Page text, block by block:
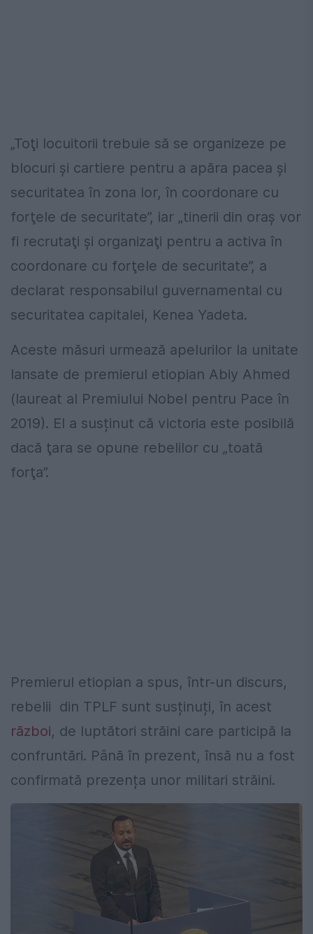
„Toţi locuitorii trebuie să se organizeze pe
blocuri şi cartiere pentru a apăra pacea şi
securitatea în zona lor, în coordonare cu
forţele de securitate”, iar „tinerii din oraş vor
fi recrutaţi şi organizaţi pentru a activa în
coordonare cu forţele de securitate”, a
declarat responsabilul guvernamental cu
securitatea capitalei, Kenea Yadeta.
Aceste măsuri urmează apelurilor la unitate
lansate de premierul etiopian Abiy Ahmed
(laureat al Premiului Nobel pentru Pace în
2019). El a susținut că victoria este posibilă
dacă ţara se opune rebelilor cu „toată
forţa”.
Premierul etiopian a spus, într-un discurs,
rebelii din TPLF sunt susținuți, în acest
război, de luptători străini care participă la
confruntări. Până în prezent, însă nu a fost
confirmată prezența unor militari străini.